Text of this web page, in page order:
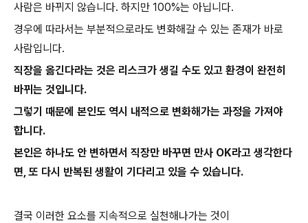
사람은 바뀌지 않습니다. 하지만 100%는 아닙니다.
경우에 따라서는 부분적으로라도 변화해갈 수 있는 존재가 바로
사람입니다.
직장을 옮긴다라는 것은 리스크가 생길 수도 있고 환경이 완전히
바뀌는 것입니다.
그렇기 때문에 본인도 역시 내적으로 변화해가는 과정을 가져야
합니다.
본인은 하나도 안 변하면서 직장만 바꾸면 만사 OK라고 생각한다
면, 또 다시 반복된 생활이 기다리고 있을 수 있습니다.
결국 이러한 요소를 지속적으로 실천해나가는 것이